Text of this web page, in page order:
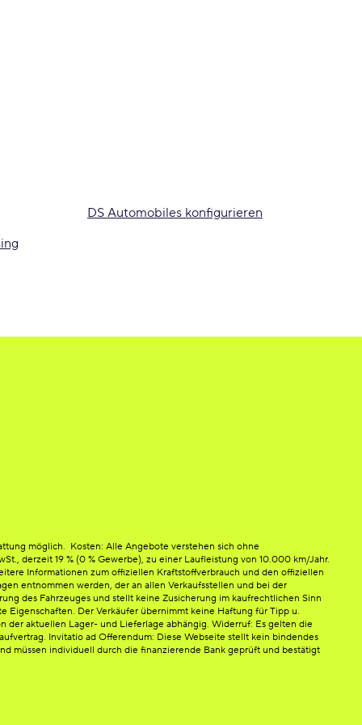
DS Automobiles konfigurieren
möglich. Kosten: Alle Angebote verstehen sich ohne
derzeit 19 % (0 % Gewerbe), zu einer Laufleistung von 10.000 km/Jahr.
Informationen zum offiziellen Kraftstoffverbrauch und den offiziellen
entnommen werden, der an allen Verkaufsstellen und bei der
des Fahrzeuges und stellt keine Zusicherung im kaufrechtlichen Sinn
Eigenschaften. Der Verkäufer übernimmt keine Haftung für Tipp u.
der aktuellen Lager- und Lieferlage abhängig. Widerruf: Es gelten die
Invitatio ad Offerendum: Diese Webseite stellt kein bindendes
müssen individuell durch die finanzierende Bank geprüft und bestätigt